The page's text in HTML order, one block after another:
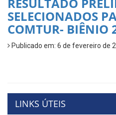
RESULTADO
SELECIONADOS
COMTUR- BIÊNIO
Publicado em: 6 de fevereiro de
LINKS ÚTEIS